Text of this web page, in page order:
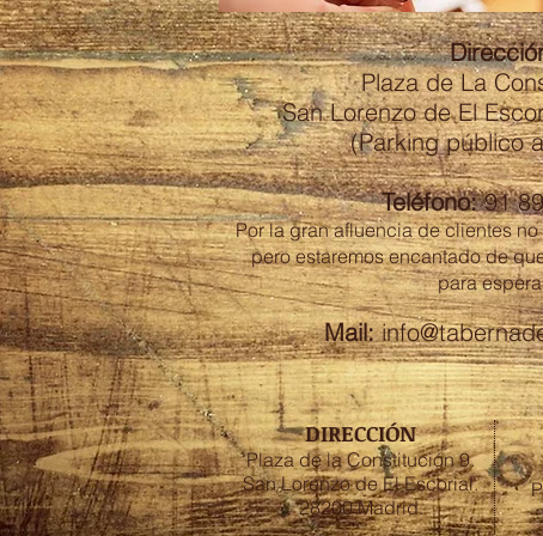
Plaza de La
San Lorenzo de El
(Parking público
Teléfono:91
Por la gran afluencia de clientes
pero estaremos encantado de
para
Mail:
DIRECCIÓN
Plaza de la Constitución 9.
San Lorenzo deEl Escorial.
28200 Madrid.